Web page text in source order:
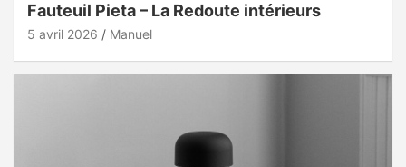
Fauteuil Pieta – La Redoute intérieurs
5 avril 2026 Manuel